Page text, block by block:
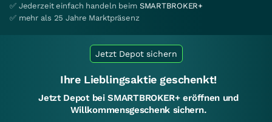
✅ Jederzeit einfach handeln beim SMARTBROKER+
✅ mehr als 25 Jahre Marktpräsenz
Jetzt Depot sichern
Ihre Lieblingsaktie geschenkt!
Jetzt Depot bei SMARTBROKER+ eröffnen und
Willkommensgeschenk sichern.